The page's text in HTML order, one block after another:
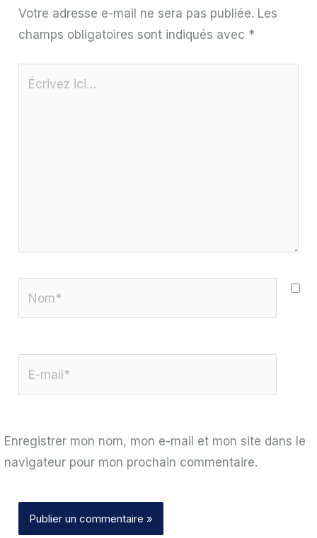
Votre adresse e-mail ne sera pas publiée. Les
champs obligatoires sont indiqués avec *
Écrivez
Enregistrer mon nom, mon e-mail et mon site dans le
navigateur pour mon prochain commentaire.